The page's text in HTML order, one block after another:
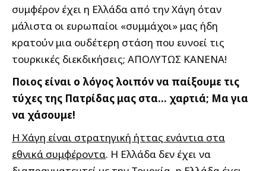
συμφέρον έχει η Ελλάδα από την Χάγη όταν
μάλιστα οι ευρωπαίοι «συμμάχοι» μας ήδη
κρατούν μια ουδέτερη στάση που ευνοεί τις
τουρκικές διεκδικήσεις; ΑΠΟΛΥΤΩΣ ΚΑΝΕΝΑ!
Ποιος είναι ο λόγος λοιπόν να παίξουμε τις
τύχες της Πατρίδας μας στα… χαρτιά; Μα για
να χάσουμε!
Η Χάγη είναι στρατηγική ήττας ενάντια στα
εθνικά συμφέροντα. Η Ελλάδα δεν έχει να